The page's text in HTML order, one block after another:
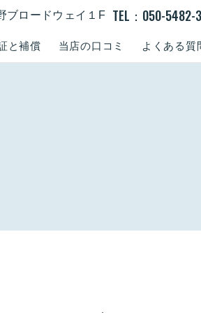
と補償 当店の口コミ よくある質
ブロードウェイ１F TEL：050-5482-